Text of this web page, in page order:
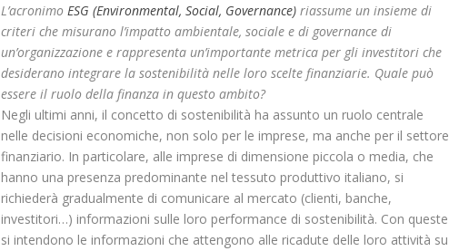
L’acronimo ESG (Environmental, Social, Governance)riassume un insieme di
criteri che misurano l’impatto ambientale, sociale e di governance di
un’organizzazione e rappresenta un’importante metrica per gli investitori che
desiderano integrare la sostenibilità nelle loro scelte finanziarie. Quale può
essere il ruolo della finanza in questo ambito?
Negli ultimi anni, il concetto di sostenibilità ha assunto un ruolo centrale
nelle decisioni economiche, non solo per le imprese, ma anche per il settore
finanziario. In particolare, alle imprese di dimensione piccola o media, che
hanno una presenza predominante nel tessuto produttivo italiano, si
richiederà gradualmente di comunicare al mercato (clienti, banche,
investitori…) informazioni sulle loro performance di sostenibilità. Con queste
si intendono le informazioni che attengono alle ricadute delle loro attività su